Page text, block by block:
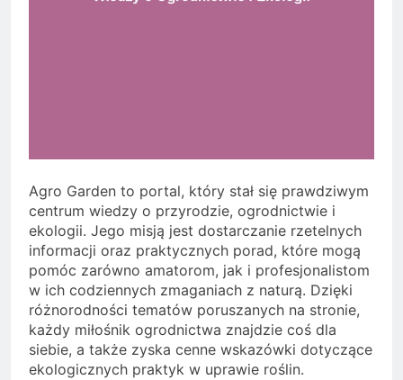
Agro Garden to portal, który stał się prawdziwym
centrum wiedzy o przyrodzie, ogrodnictwie i
ekologii. Jego misją jest dostarczanie rzetelnych
informacji oraz praktycznych porad, które mogą
pomóc zarówno amatorom, jak i profesjonalistom
w ich codziennych zmaganiach z naturą. Dzięki
różnorodności tematów poruszanych na stronie,
każdy miłośnik ogrodnictwa znajdzie coś dla
siebie, a także zyska cenne wskazówki dotyczące
ekologicznych praktyk w uprawie roślin.